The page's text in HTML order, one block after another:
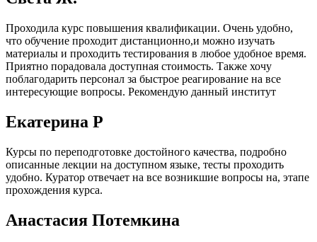
Проходила курс повышения квалификации. Очень удобно,
что обучение проходит дистанционно,и можно изучать
материалы и проходить тестирования в любое удобное время.
Приятно порадовала доступная стоимость. Также хочу
поблагодарить персонал за быстрое реагирование на все
интересующие вопросы. Рекомендую данный институт
Екатерина Р
Курсы по переподготовке достойного качества, подробно
описанные лекции на доступном языке, тесты проходить
удобно. Куратор отвечает на все возникшие вопросы на, этапе
прохождения курса.
Анастасия Потемкина